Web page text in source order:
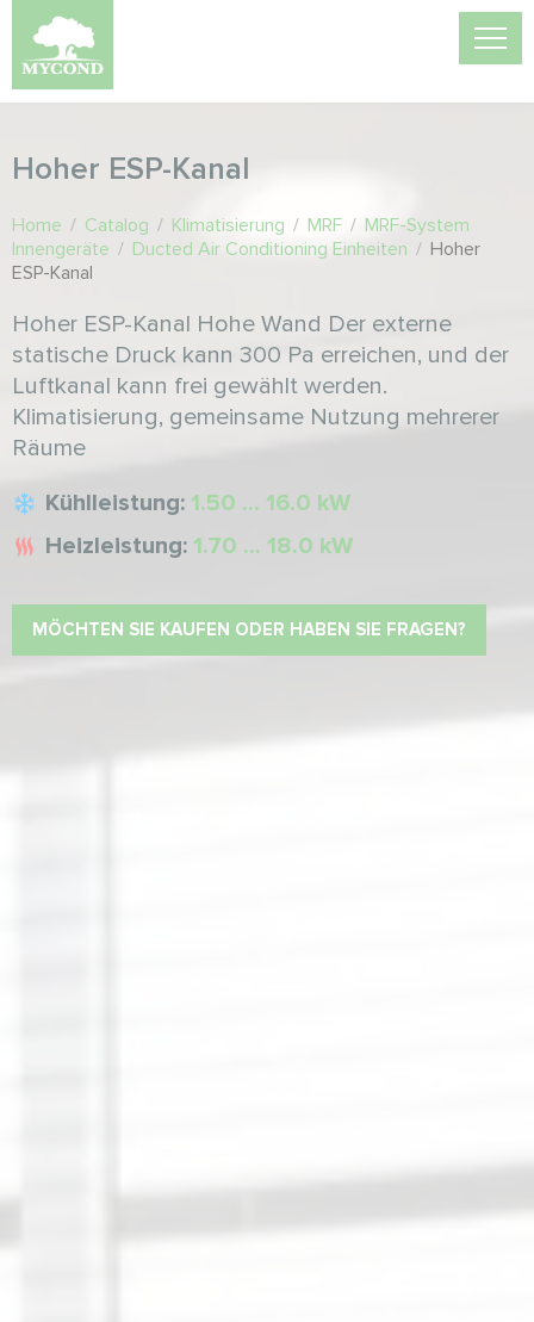
Hoher ESP-Kanal
Home / Catalog / Klimatisierung / MRF / MRF-System
Innengeräte / Ducted Air Conditioning Einheiten / Hoher
ESP-Kanal
Hoher ESP-Kanal Hohe Wand Der externe
statische Druck kann 300 Pa erreichen, und der
Luftkanal kann frei gewählt werden.
Klimatisierung, gemeinsame Nutzung mehrerer
Räume
Kühlleistung: 1.50 ... 16.0 kW
Heizleistung: 1.70 ... 18.0 kW
MÖCHTEN SIE KAUFEN ODER HABEN SIE FRAGEN?